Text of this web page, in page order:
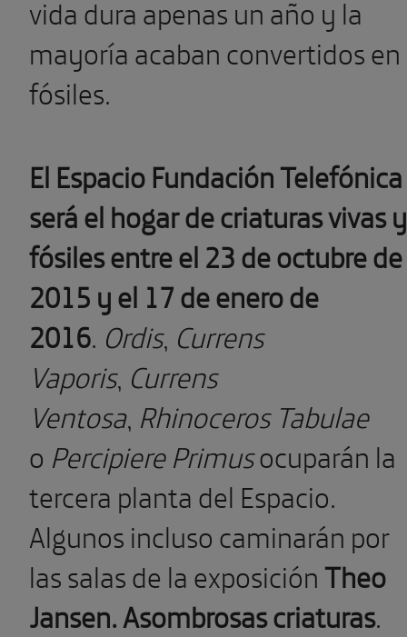
vida dura apenas un año y la
mayoría acaban convertidos en
fósiles.
El Espacio Fundación Telefónica
será el hogar de criaturas vivas y
fósiles entre el 23 de octubre de
2015 y el 17 de enero de
2016. Ordis, Currens
Vaporis, Currens
Ventosa, Rhinoceros Tabulae
o Percipiere Primusocuparán la
tercera planta del Espacio.
Algunos incluso caminarán por
las salas de la exposiciónTheo
Jansen. Asombrosas criaturas.